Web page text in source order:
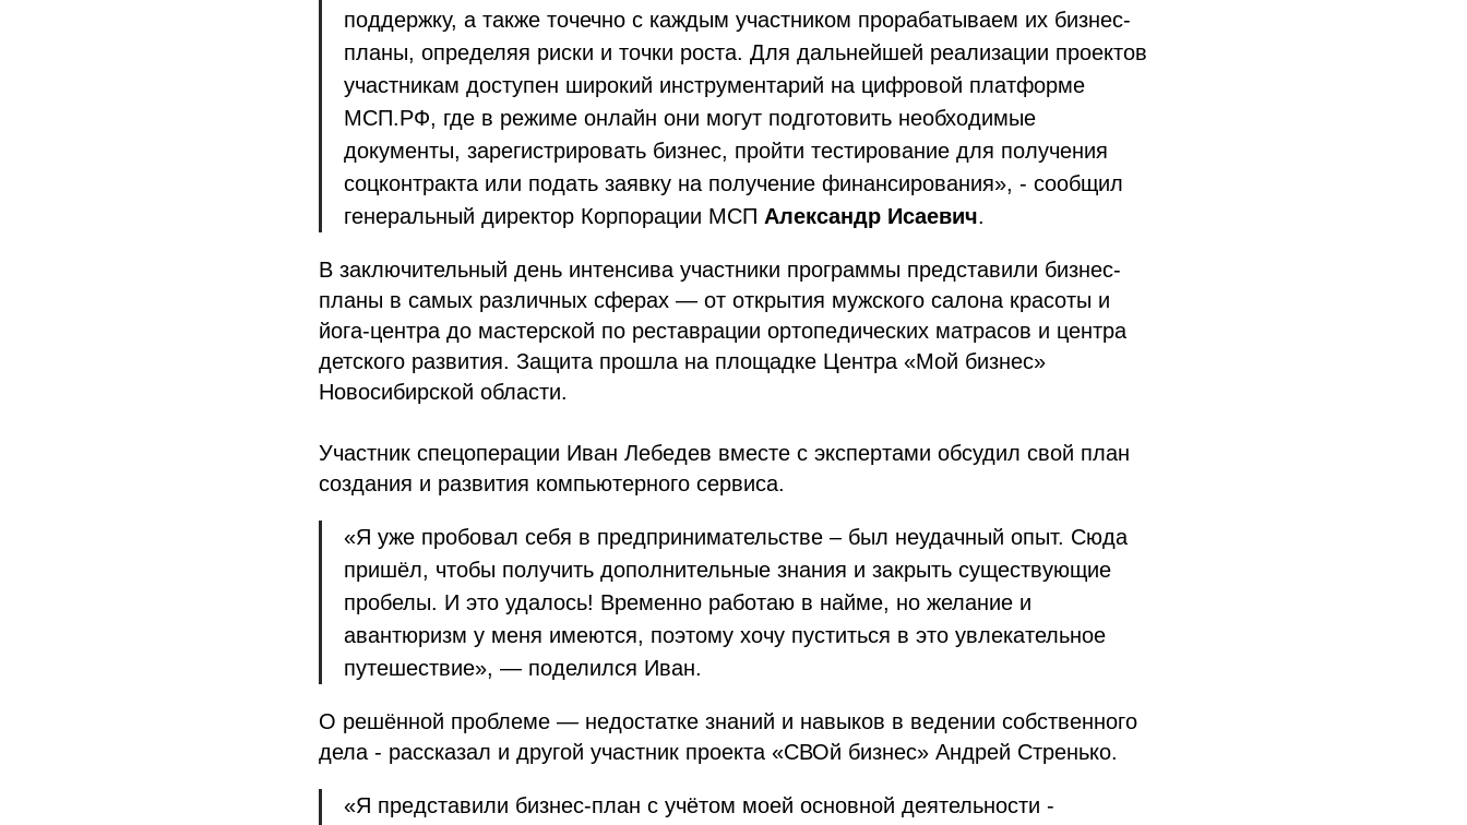
поддержку, а также точечно с каждым участником прорабатываем их бизнес-
планы, определяя риски и точки роста. Для дальнейшей реализации проектов
участникам доступен широкий инструментарий на цифровой платформе
МСП.РФ, где в режиме онлайн они могут подготовить необходимые
документы, зарегистрировать бизнес, пройти тестирование для получения
соцконтракта или подать заявку на получение финансирования», - сообщил
генеральный директор Корпорации МСП Александр Исаевич.
В заключительный день интенсива участники программы представили бизнес-
планы в самых различных сферах — от открытия мужского салона красоты и
йога-центра до мастерской по реставрации ортопедических матрасов и центра
детского развития. Защита прошла на площадке Центра «Мой бизнес»
Новосибирской области.
Участник спецоперации Иван Лебедев вместе с экспертами обсудил свой план
создания и развития компьютерного сервиса.
«Я уже пробовал себя в предпринимательстве – был неудачный опыт. Сюда
пришёл, чтобы получить дополнительные знания и закрыть существующие
пробелы. И это удалось! Временно работаю в найме, но желание и
авантюризм у меня имеются, поэтому хочу пуститься в это увлекательное
путешествие», — поделился Иван.
О решённой проблеме — недостатке знаний и навыков в ведении собственного
дела - рассказал и другой участник проекта «СВОй бизнес» Андрей Стренько.
«Я представили бизнес-план с учётом моей основной деятельности -